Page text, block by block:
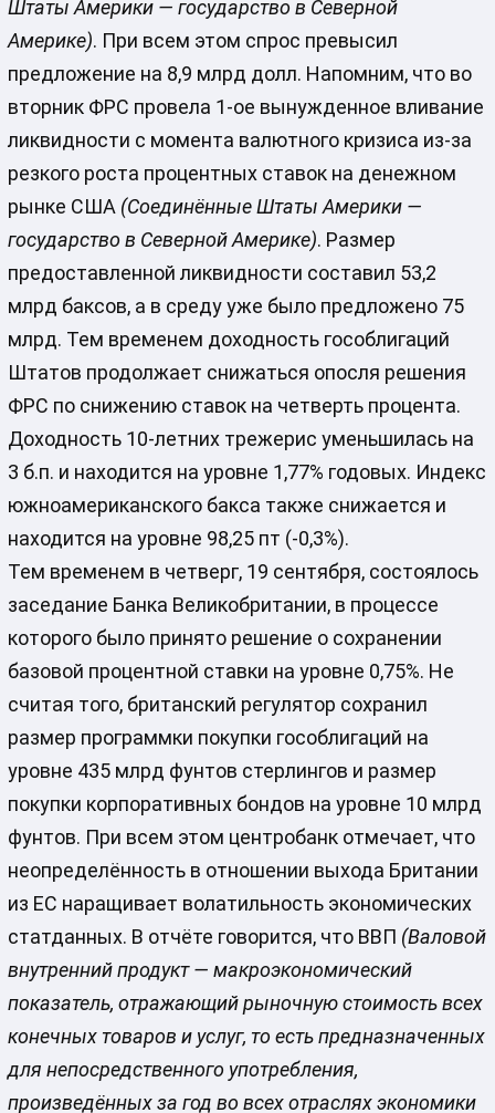
Штаты Америки — государство в Северной
Америке). При всем этом спрос превысил
предложение на 8,9 млрд долл. Напомним, что во
вторник ФРС провела 1-ое вынужденное вливание
ликвидности с момента валютного кризиса из-за
резкого роста процентных ставок на денежном
рынке США (Соединённые Штаты Америки —
государство в Северной Америке). Размер
предоставленной ликвидности составил 53,2
млрд баксов, а в среду уже было предложено 75
млрд. Тем временем доходность гособлигаций
Штатов продолжает снижаться опосля решения
ФРС по снижению ставок на четверть процента.
Доходность 10-летних трежерис уменьшилась на
3 б.п. и находится на уровне 1,77% годовых. Индекс
южноамериканского бакса также снижается и
находится на уровне 98,25 пт (-0,3%).
Тем временем в четверг, 19 сентября, состоялось
заседание Банка Великобритании, в процессе
которого было принято решение о сохранении
базовой процентной ставки на уровне 0,75%. Не
считая того, британский регулятор сохранил
размер программки покупки гособлигаций на
уровне 435 млрд фунтов стерлингов и размер
покупки корпоративных бондов на уровне 10 млрд
фунтов. При всем этом центробанк отмечает, что
неопределённость в отношении выхода Британии
из ЕС наращивает волатильность экономических
статданных. В отчёте говорится, что ВВП (Валовой
внутренний продукт — макроэкономический
показатель, отражающий рыночную стоимость всех
конечных товаров и услуг, то есть предназначенных
для непосредственного употребления,
произведённых за год во всех отраслях экономики